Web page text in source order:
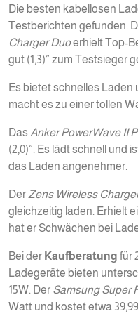
Die besten kabellosen
Testberichten gefunden.
Charger Duoerhielt Top-
gut (1,3)” zum Testsieger
Es bietet schnelles Laden
macht es zu einer tollen
Das Anker PowerWave II
(2,0)”. Es lädt schnell und
das Laden angenehmer.
Der Zens Wireless
gleichzeitig laden. Erhielt
hat er Schwächen bei
Bei der Kaufberatung für
Ladegeräte bieten
15W. Der Samsung Super
Watt und kostet etwa